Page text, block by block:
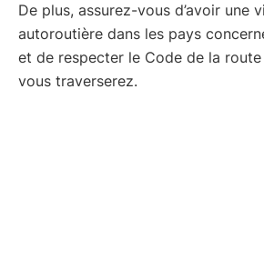
De plus, assurez-vous d’avoir une
autoroutière dans les pays
et de respecter le Code de la
vous traverserez.